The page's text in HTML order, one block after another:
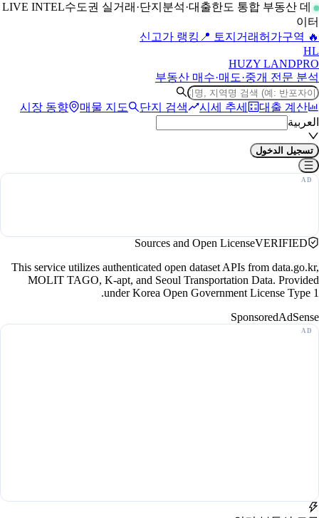
LIVE INTEL
수도권 실거래·단지분석·대출한도 통합 부동산 데
이터
🔥 신고가 랭킹
📍 토지거래허가구역
HL
HUZY LANDPRO
부동산 매수·매도·중개 전문 분석
시장 동향 매물 지도 단지 검색 시세 추세
대출 계산
العربية
تسجيل الدخول
Sources and Open LicenseVERIFIED
This service utilizes authenticated open dataset APIs from data.go.kr,
MOLIT TAGO, K-apt, and Seoul Transportation Data. Provided
under Korea Open Government License Type 1.
SponsoredAdSense